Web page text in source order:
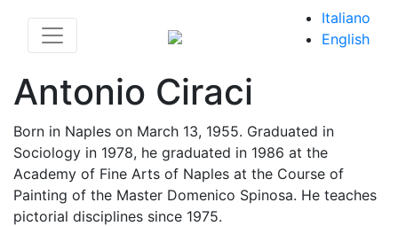
Italiano
English
Antonio Ciraci
Born in Naples on March 13, 1955. Graduated in
Sociology in 1978, he graduated in 1986 at the
Academy of Fine Arts of Naples at the Course of
Painting of the Master Domenico Spinosa. He teaches
pictorial disciplines since 1975.